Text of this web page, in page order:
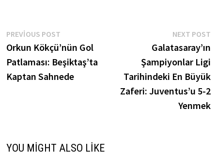
Yazı
gezinmesi
PREVIOUS POSTPrevious
post:
Orkun Kökçü’nün Gol
Patlaması: Beşiktaş’ta
Kaptan Sahnede
NEXT POST
Galatasaray’ın
Şampiyonlar Ligi
Tarihindeki En Büyük
Zaferi: Juventus’u 5-2
Yenmek
YOU MIGHT ALSO LIKE